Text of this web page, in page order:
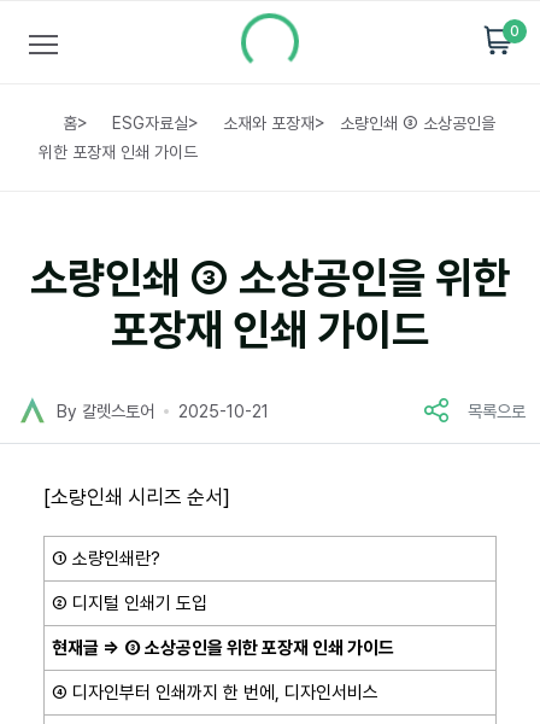
0
홈> ESG자료실> 소재와 포장재>
소량인쇄 ③ 소상공인을
위한 포장재 인쇄 가이드
소량인쇄 ③ 소상공인을 위한
포장재 인쇄 가이드
By 칼렛스토어 2025-10-21 목록으로
[소량인쇄 시리즈 순서]
① 소량인쇄란?
② 디지털 인쇄기 도입
현재글 ⇒ ③ 소상공인을 위한 포장재 인쇄 가이드
④ 디자인부터 인쇄까지 한 번에, 디자인서비스